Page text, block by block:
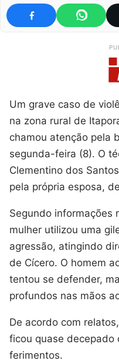
Um grave caso de
na zona rural de
chamou atenção pela
segunda-feira (8). O
Clementino dos
pela própria esposa,
Segundo informações
mulher utilizou uma
agressão, atingindo
de Cícero. O homem
tentou se defender,
profundos nas mãos
De acordo com
ficou quase decepado
ferimentos.